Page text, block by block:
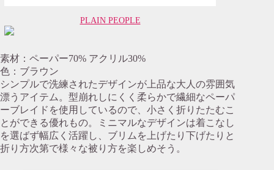
PLAIN PEOPLE
素材：ペーパー70% アクリル30%
色：ブラウン
シンプルで洗練されたデザインが上品な大人の雰囲気
漂うアイテム。型崩れしにくく柔らかで繊細なペーパ
ーブレイドを使用しているので、小さく折りたたむこ
とができる優れもの。ミニマルなデザインは着こなし
を選ばず幅広く活躍し、ブリムを上げたり下げたりと
折り方次第で様々な被り方を楽しめそう。